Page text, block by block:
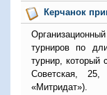
Керчанок
турниров по
турнир, который
Советская,
«Митридат»).